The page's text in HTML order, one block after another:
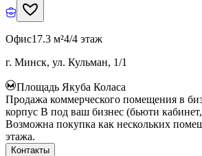
Офис17.3 м²4/4 этаж
г. Минск, ул. Кульман, 1/1
Площадь Якуба Коласа
Продажа коммерческого помещения в
корпус B под ваш бизнес (бьюти
Возможна покупка как нескольких
этажа.
Контакты